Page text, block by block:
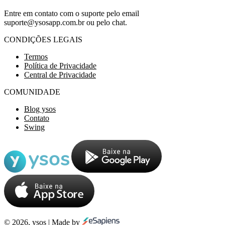
Entre em contato com o suporte pelo email
suporte@ysosapp.com.brou pelo chat.
CONDIÇÕES LEGAIS
Termos
Política de Privacidade
Central de Privacidade
COMUNIDADE
Blog ysos
Contato
Swing
© 2026, ysos | Made by